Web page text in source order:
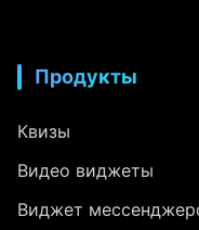
Продукты
Квизы
Видео виджеты
Виджет